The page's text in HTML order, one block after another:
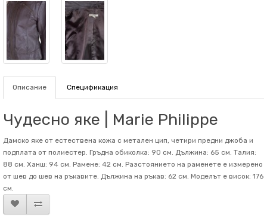
Описание Спецификация
Чудесно яке | Marie Philippe
Дамско яке от естествена кожа с метален цип, четири предни джоба и
подплата от полиестер. Гръдна обиколка: 90 см. Дължина: 65 см. Талия:
88 см. Ханш: 94 см. Рамене: 42 см. Разстоянието на раменете е измерено
от шев до шев на ръкавите. Дължина на ръкав: 62 см. Mоделът е висок: 176
см.